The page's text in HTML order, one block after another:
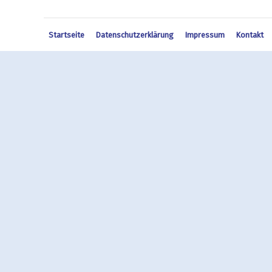
Startseite Datenschutzerklärung Impressum Kontakt